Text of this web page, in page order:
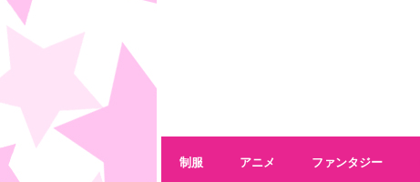
制服 アニメ ファンタジー